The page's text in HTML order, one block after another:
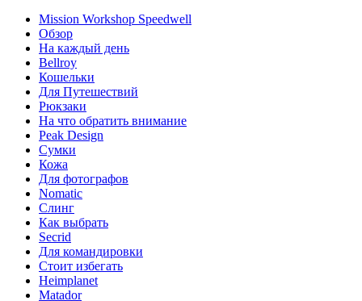
Mission Workshop Speedwell
Обзор
На каждый день
Bellroy
Кошельки
Для Путешествий
Рюкзаки
На что обратить внимание
Peak Design
Сумки
Кожа
Для фотографов
Nomatic
Слинг
Как выбрать
Secrid
Для командировки
Стоит избегать
Heimplanet
Matador